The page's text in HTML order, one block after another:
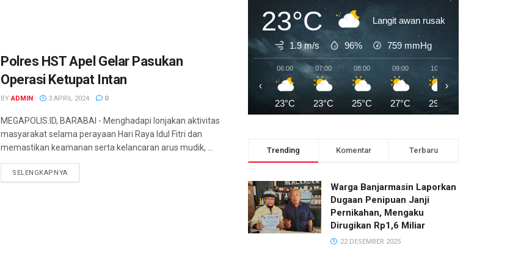
Polres HST Apel Gelar Pasukan
Operasi Ketupat Intan
BY ADMIN 3 APRIL 2024 0
MEGAPOLIS.ID, BARABAI - Menghadapi lonjakan aktivitas
masyarakat selama perayaan Hari Raya Idul Fitri dan
memastikan keamanan serta kelancaran arus mudik, ...
SELENGKAPNYA
23°C Langit awan rusak
1.9 m/s 96% 759 mmHg
06:00
23°C
07:00
23°C
08:00
25°C
09:00
27°C
10:00
29°C
‹ ›
Trending Komentar Terbaru
Warga Banjarmasin Laporkan
Dugaan Penipuan Janji
Pernikahan, Mengaku
Dirugikan Rp1,6 Miliar
22 DESEMBER 2025